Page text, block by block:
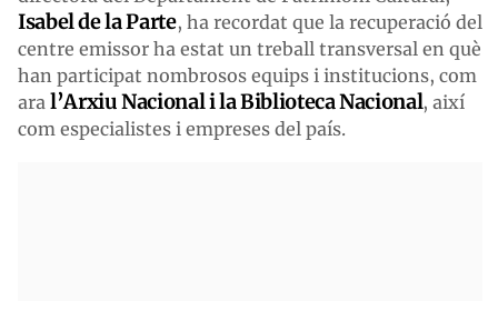
Isabel de la Parte, ha recordat que la recuperació del
centre emissor ha estat un treball transversal en què
han participat nombrosos equips i institucions, com
ara l’Arxiu Nacional i la Biblioteca Nacional, així
com especialistes i empreses del país.